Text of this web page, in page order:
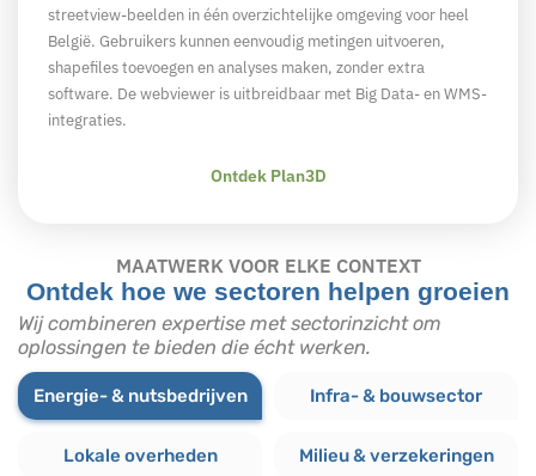
streetview-beelden in één overzichtelijke omgeving voor heel
België. Gebruikers kunnen eenvoudig metingen uitvoeren,
shapefiles toevoegen en analyses maken, zonder extra
software. De webviewer is uitbreidbaar met Big Data- en WMS-
integraties.
Ontdek Plan3D
MAATWERK VOOR ELKE CONTEXT
Ontdek hoe we sectoren helpen groeien
Wij combineren expertise met sectorinzicht om
oplossingen te bieden die écht werken.
Energie- & nutsbedrijven Infra- & bouwsector
Lokale overheden Milieu & verzekeringen